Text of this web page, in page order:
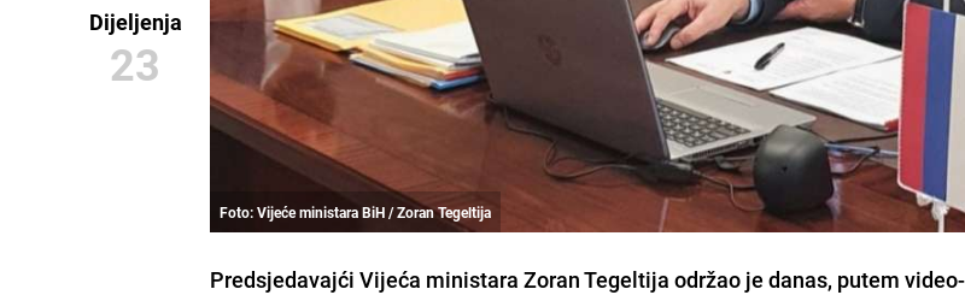
Dijeljenja
23
Foto: Vijeće ministara BiH / Zoran Tegeltija
Predsjedavajći Vijeća ministaraZoran Tegeltija održao je danas, putem